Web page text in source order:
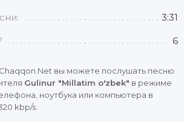
3:31
6
вы можете послушать песню
Gulinur "Millatim o'zbek" в режиме
ноутбука или компьютера в
kbp/s.